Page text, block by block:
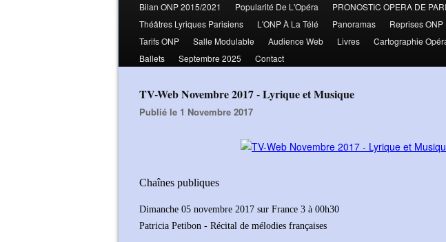
Bilan ONP 2015/2021
Popularité De L'Opéra PRONOSTIC OPERA DE
Théâtres Lyriques Parisiens
L'ONP À La Télé Panoramas Reprises
Tarifs ONP
Salle Modulable Audience Web Livres Cartographie
Ballets
Septembre 2025 Contact
TV-Web Novembre 2017 - Lyrique et Musique
Publié le 1 Novembre 2017
Chaînes publiques
Dimanche 05 novembre 2017 sur France 3 à 00h30
Patricia Petibon - Récital de mélodies françaises